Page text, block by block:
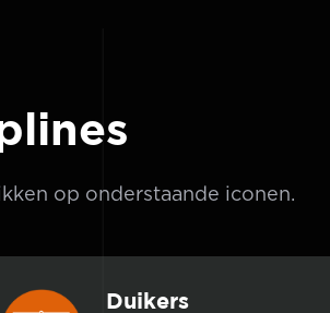
op onderstaande iconen.
Duikers